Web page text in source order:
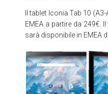
Il tablet Iconia Tab 10
EMEA a partire da 249€.
sarà disponibile in EMEA